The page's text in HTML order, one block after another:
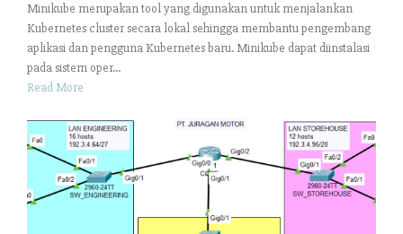
Minikube merupakan tool yang digunakan untuk menjalankan
Kubernetes cluster secara lokal sehingga membantu pengembang
aplikasi dan pengguna Kubernetes baru. Minikube dapat diinstalasi
pada sistem oper...
Read More